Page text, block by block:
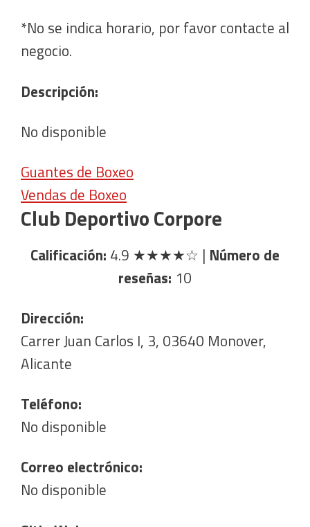
*No se indica horario, por favor contacte al
negocio.
Descripción:
No disponible
Guantes de Boxeo
Vendas de Boxeo
Club Deportivo Corpore
Calificación: 4.9 ★★★★☆ | Número de
reseñas: 10
Dirección:
Carrer Juan Carlos I, 3, 03640 Monover,
Alicante
Teléfono:
No disponible
Correo electrónico:
No disponible